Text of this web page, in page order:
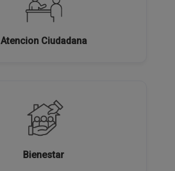
Atencion Ciudadana
Bienestar